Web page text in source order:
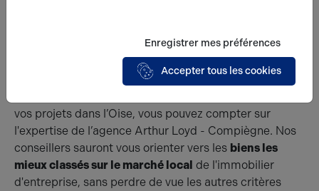
risque électrique.
Vous recherchez un bien à louer ou à acheter offrant
vos projets dans l’Oise, vous pouvez compter sur
l'expertise de l’agence Arthur Loyd - Compiègne. Nos
conseillers sauront vous orienter vers les biens les
mieux classés sur le marché local de l'immobilier
d'entreprise, sans perdre de vue les autres critères
Enregistrer mes préférences
Accepter tous les cookies